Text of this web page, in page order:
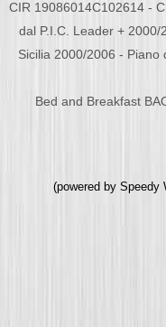
CIR 19086014C102614 -
dal P.I.C. Leader +
Sicilia 2000/2006 - Piano
Bed and Breakfast
(powered by Speedy